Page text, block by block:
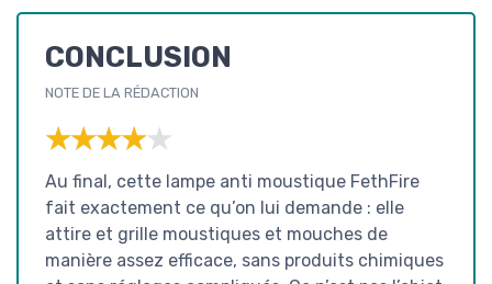
CONCLUSION
NOTE DE LA RÉDACTION
★★★★★
★★★★★
Au final, cette lampe anti moustique FethFire
fait exactement ce qu’on lui demande : elle
attire et grille moustiques et mouches de
manière assez efficace, sans produits chimiques